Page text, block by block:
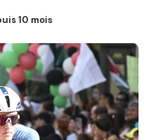
10 mois